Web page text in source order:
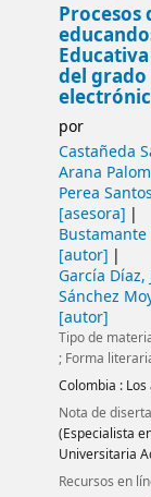
Procesos
del
por
Castañeda
Arana
Perea
[asesora]
Bustamante
[autor]
García
Sánchez
[autor]
Tipo de
; Forma
Colombia :
Nota de
(Especialista
Universitaria
Recursos en